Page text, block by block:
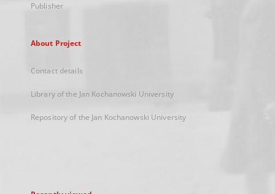
Publisher
About Project
Contact details
Library of the Jan Kochanowski University
Repository of the Jan Kochanowski University